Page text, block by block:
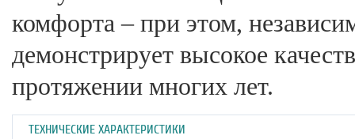
комфорта – при этом,
демонстрирует высокое
протяжении многих лет.
ТЕХНИЧЕСКИЕ ХАРАКТЕРИСТИКИ